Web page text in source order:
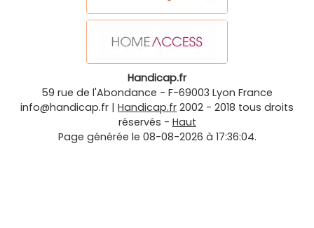
Handicap.fr
59 rue de l'Abondance - F-69003 Lyon France
info@handicap.fr | Handicap.fr 2002 - 2018 tous droits
réservés - Haut
Page générée le 08-08-2026 à 17:36:04.